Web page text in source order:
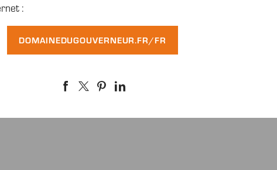
:
DOMAINEDUGOUVERNEUR.FR/FR